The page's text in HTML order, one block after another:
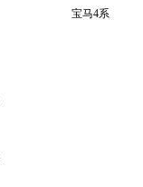
宝马4系